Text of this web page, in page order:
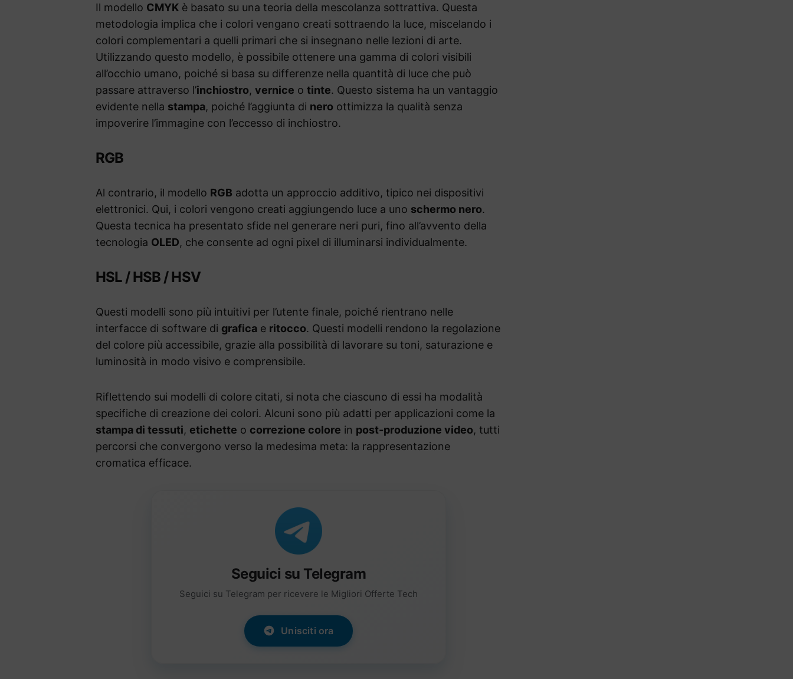
Il modello CMYK è basato su una teoria della mescolanza sottrattiva. Questa
metodologia implica che i colori vengano creati sottraendo la luce, miscelando i
colori complementari a quelli primari che si insegnano nelle lezioni di arte.
Utilizzando questo modello, è possibile ottenere una gamma di colori visibili
all’occhio umano, poiché si basa su differenze nella quantità di luce che può
passare attraverso l’inchiostro, vernice o tinte. Questo sistema ha un vantaggio
evidente nella stampa, poiché l’aggiunta di nero ottimizza la qualità senza
impoverire l’immagine con l’eccesso di inchiostro.
RGB
Al contrario, il modello RGB adotta un approccio additivo, tipico nei dispositivi
elettronici. Qui, i colori vengono creati aggiungendo luce a uno schermo nero.
Questa tecnica ha presentato sfide nel generare neri puri, fino all’avvento della
tecnologia OLED, che consente ad ogni pixel di illuminarsi individualmente.
HSL / HSB / HSV
Questi modelli sono più intuitivi per l’utente finale, poiché rientrano nelle
interfacce di software di grafica e ritocco. Questi modelli rendono la regolazione
del colore più accessibile, grazie alla possibilità di lavorare su toni, saturazione e
luminosità in modo visivo e comprensibile.
Riflettendo sui modelli di colore citati, si nota che ciascuno di essi ha modalità
specifiche di creazione dei colori. Alcuni sono più adatti per applicazioni come la
stampa di tessuti, etichette o correzione colore in post-produzione video, tutti
percorsi che convergono verso la medesima meta: la rappresentazione
cromatica efficace.
Seguici su Telegram
Seguici su Telegram per ricevere le Migliori Offerte Tech
Unisciti ora